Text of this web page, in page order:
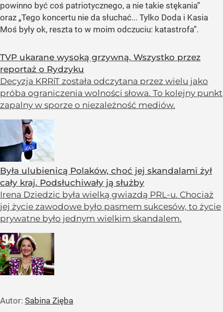
powinno być coś patriotycznego, a nie takie stękania”
oraz „Tego koncertu nie da słuchać... Tylko Doda i Kasia
Moś były ok, reszta to w moim odczuciu: katastrofa”.
TVP ukarane wysoką grzywną. Wszystko przez
reportaż o Rydzyku
Decyzja KRRiT została odczytana przez wielu jako
próba ograniczenia wolności słowa. To kolejny punkt
zapalny w sporze o niezależność mediów.
Była ulubienicą Polaków, choć jej skandalami żył
cały kraj. Podsłuchiwały ją służby
Irena Dziedzic była wielką gwiazdą PRL-u. Chociaż
jej życie zawodowe było pasmem sukcesów, to życie
prywatne było jednym wielkim skandalem.
Autor: Sabina Zięba